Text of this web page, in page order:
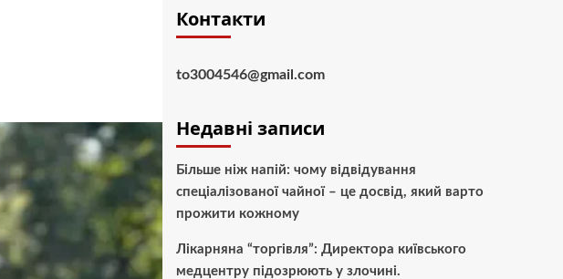
Контакти
to3004546@gmail.com
Недавні записи
Більше ніж напій: чому відвідування
спеціалізованої чайної – це досвід, який варто
прожити кожному
Лікарняна “торгівля”: Директора київського
медцентру підозрюють у злочині.